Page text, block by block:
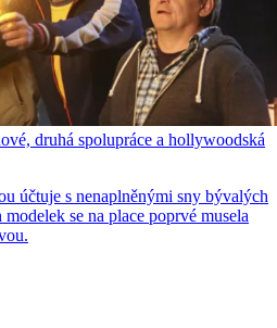
druhá spolupráce a hollywoodská
účtuje s nenaplněnými sny bývalých
se na place poprvé musela